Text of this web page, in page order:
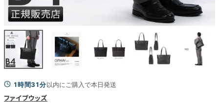
1時間31分以内にご購入で本日発送
ファイブウッズ